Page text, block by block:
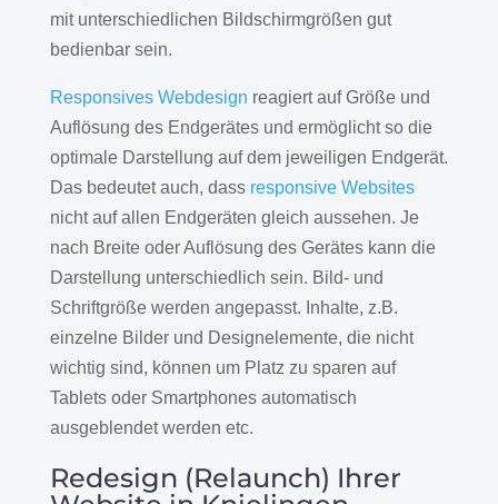
mit unterschiedlichen Bildschirmgrößen gut
bedienbar sein.
Responsives Webdesign reagiert auf Größe und
Auflösung des Endgerätes und ermöglicht so die
optimale Darstellung auf dem jeweiligen Endgerät.
Das bedeutet auch, dass responsive Websites
nicht auf allen Endgeräten gleich aussehen. Je
nach Breite oder Auflösung des Gerätes kann die
Darstellung unterschiedlich sein. Bild- und
Schriftgröße werden angepasst. Inhalte, z.B.
einzelne Bilder und Designelemente, die nicht
wichtig sind, können um Platz zu sparen auf
Tablets oder Smartphones automatisch
ausgeblendet werden etc.
Redesign (Relaunch) Ihrer